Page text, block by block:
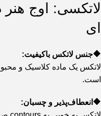
لاتکسی: اوج
ای
🔶جنس لاتکس باکیفیت:
لاتکس یک ماده کلاسیک و
است.
🔶انعطاف‌پذیر و چسبان: